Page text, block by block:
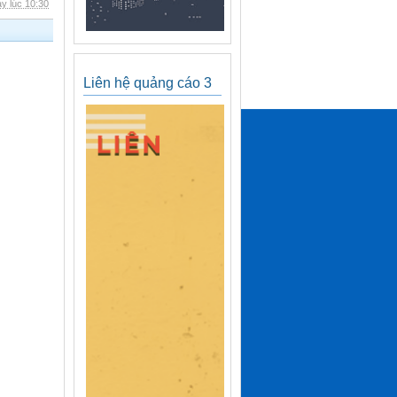
lúc 10:30
Liên hệ quảng cáo 3